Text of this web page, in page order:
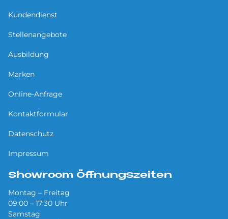
Kundendienst
Stellenangebote
Ausbildung
Marken
Online-Anfrage
Kontaktformular
Datenschutz
Impressum
Showroom Öffnungszeiten
Montag – Freitag
09:00 – 17:30 Uhr
Samstag